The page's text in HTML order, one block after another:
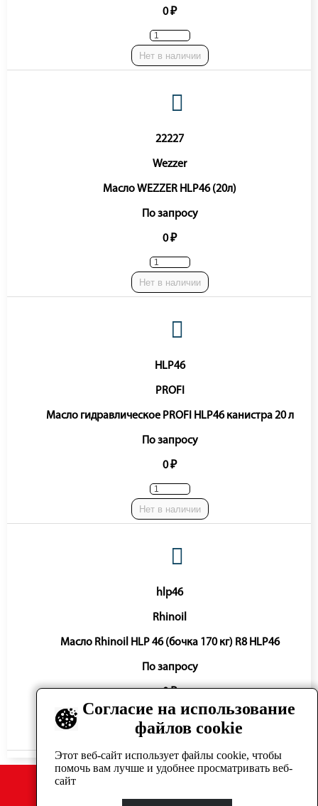
0 ₽
Нет в наличии
22227
Wezzer
Масло WEZZER HLP46 (20л)
По запросу
0 ₽
Нет в наличии
HLP46
PROFI
Масло гидравлическое PROFI HLP46 канистра 20 л
По запросу
0 ₽
Нет в наличии
hlp46
Rhinoil
Масло Rhinoil HLP 46 (бочка 170 кг) R8 HLP46
По запросу
0 ₽
Нет в наличии
Согласие на использование
файлов cookie
Этот веб-сайт использует файлы cookie, чтобы
помочь вам лучше и удобнее просматривать веб-
сайт